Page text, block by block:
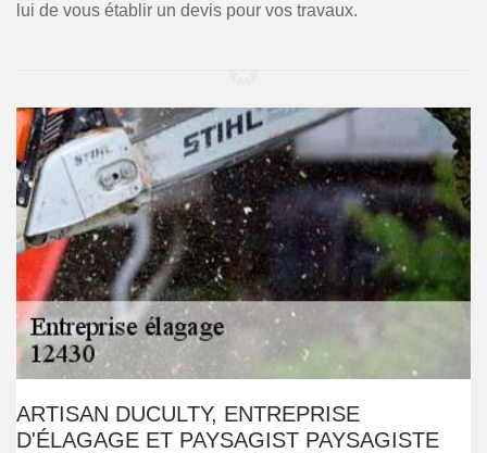
lui de vous établir un devis pour vos travaux.
ARTISAN DUCULTY, ENTREPRISE
D'ÉLAGAGE ET PAYSAGIST PAYSAGISTE